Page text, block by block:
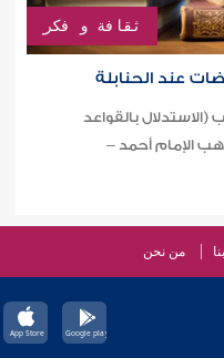
ثقافة و فكر
عند الحنابلة
(الاستدلال بالقواعد
الإمام أحمد –
من نحن